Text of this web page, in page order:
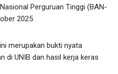
Perguruan Tinggi (BAN-
2025.
merupakan bukti nyata
di UNIB dan hasil kerja keras